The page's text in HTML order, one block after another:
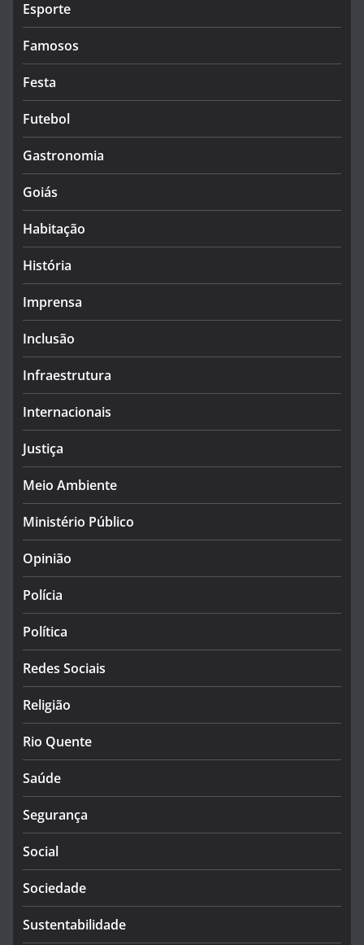
Esporte
Famosos
Festa
Futebol
Gastronomia
Goiás
Habitação
História
Imprensa
Inclusão
Infraestrutura
Internacionais
Justiça
Meio Ambiente
Ministério Público
Opinião
Polícia
Política
Redes Sociais
Religião
Rio Quente
Saúde
Segurança
Social
Sociedade
Sustentabilidade